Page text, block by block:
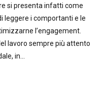
si presenta infatti come
leggere i comportanti e le
l’engagement.
lavoro sempre più attento
in...